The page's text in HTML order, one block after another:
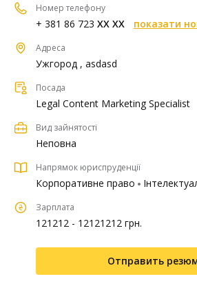
Номер телефону
+ 381 86 723 XX XX показати
Адреса
Ужгород , asdasd
Посада
Legal Content Marketing Specialist
Вид зайнятості
Неповна
Напрямок юриспруденції
Корпоративне право
Зарплата
121212 - 12121212 грн.
Отправить